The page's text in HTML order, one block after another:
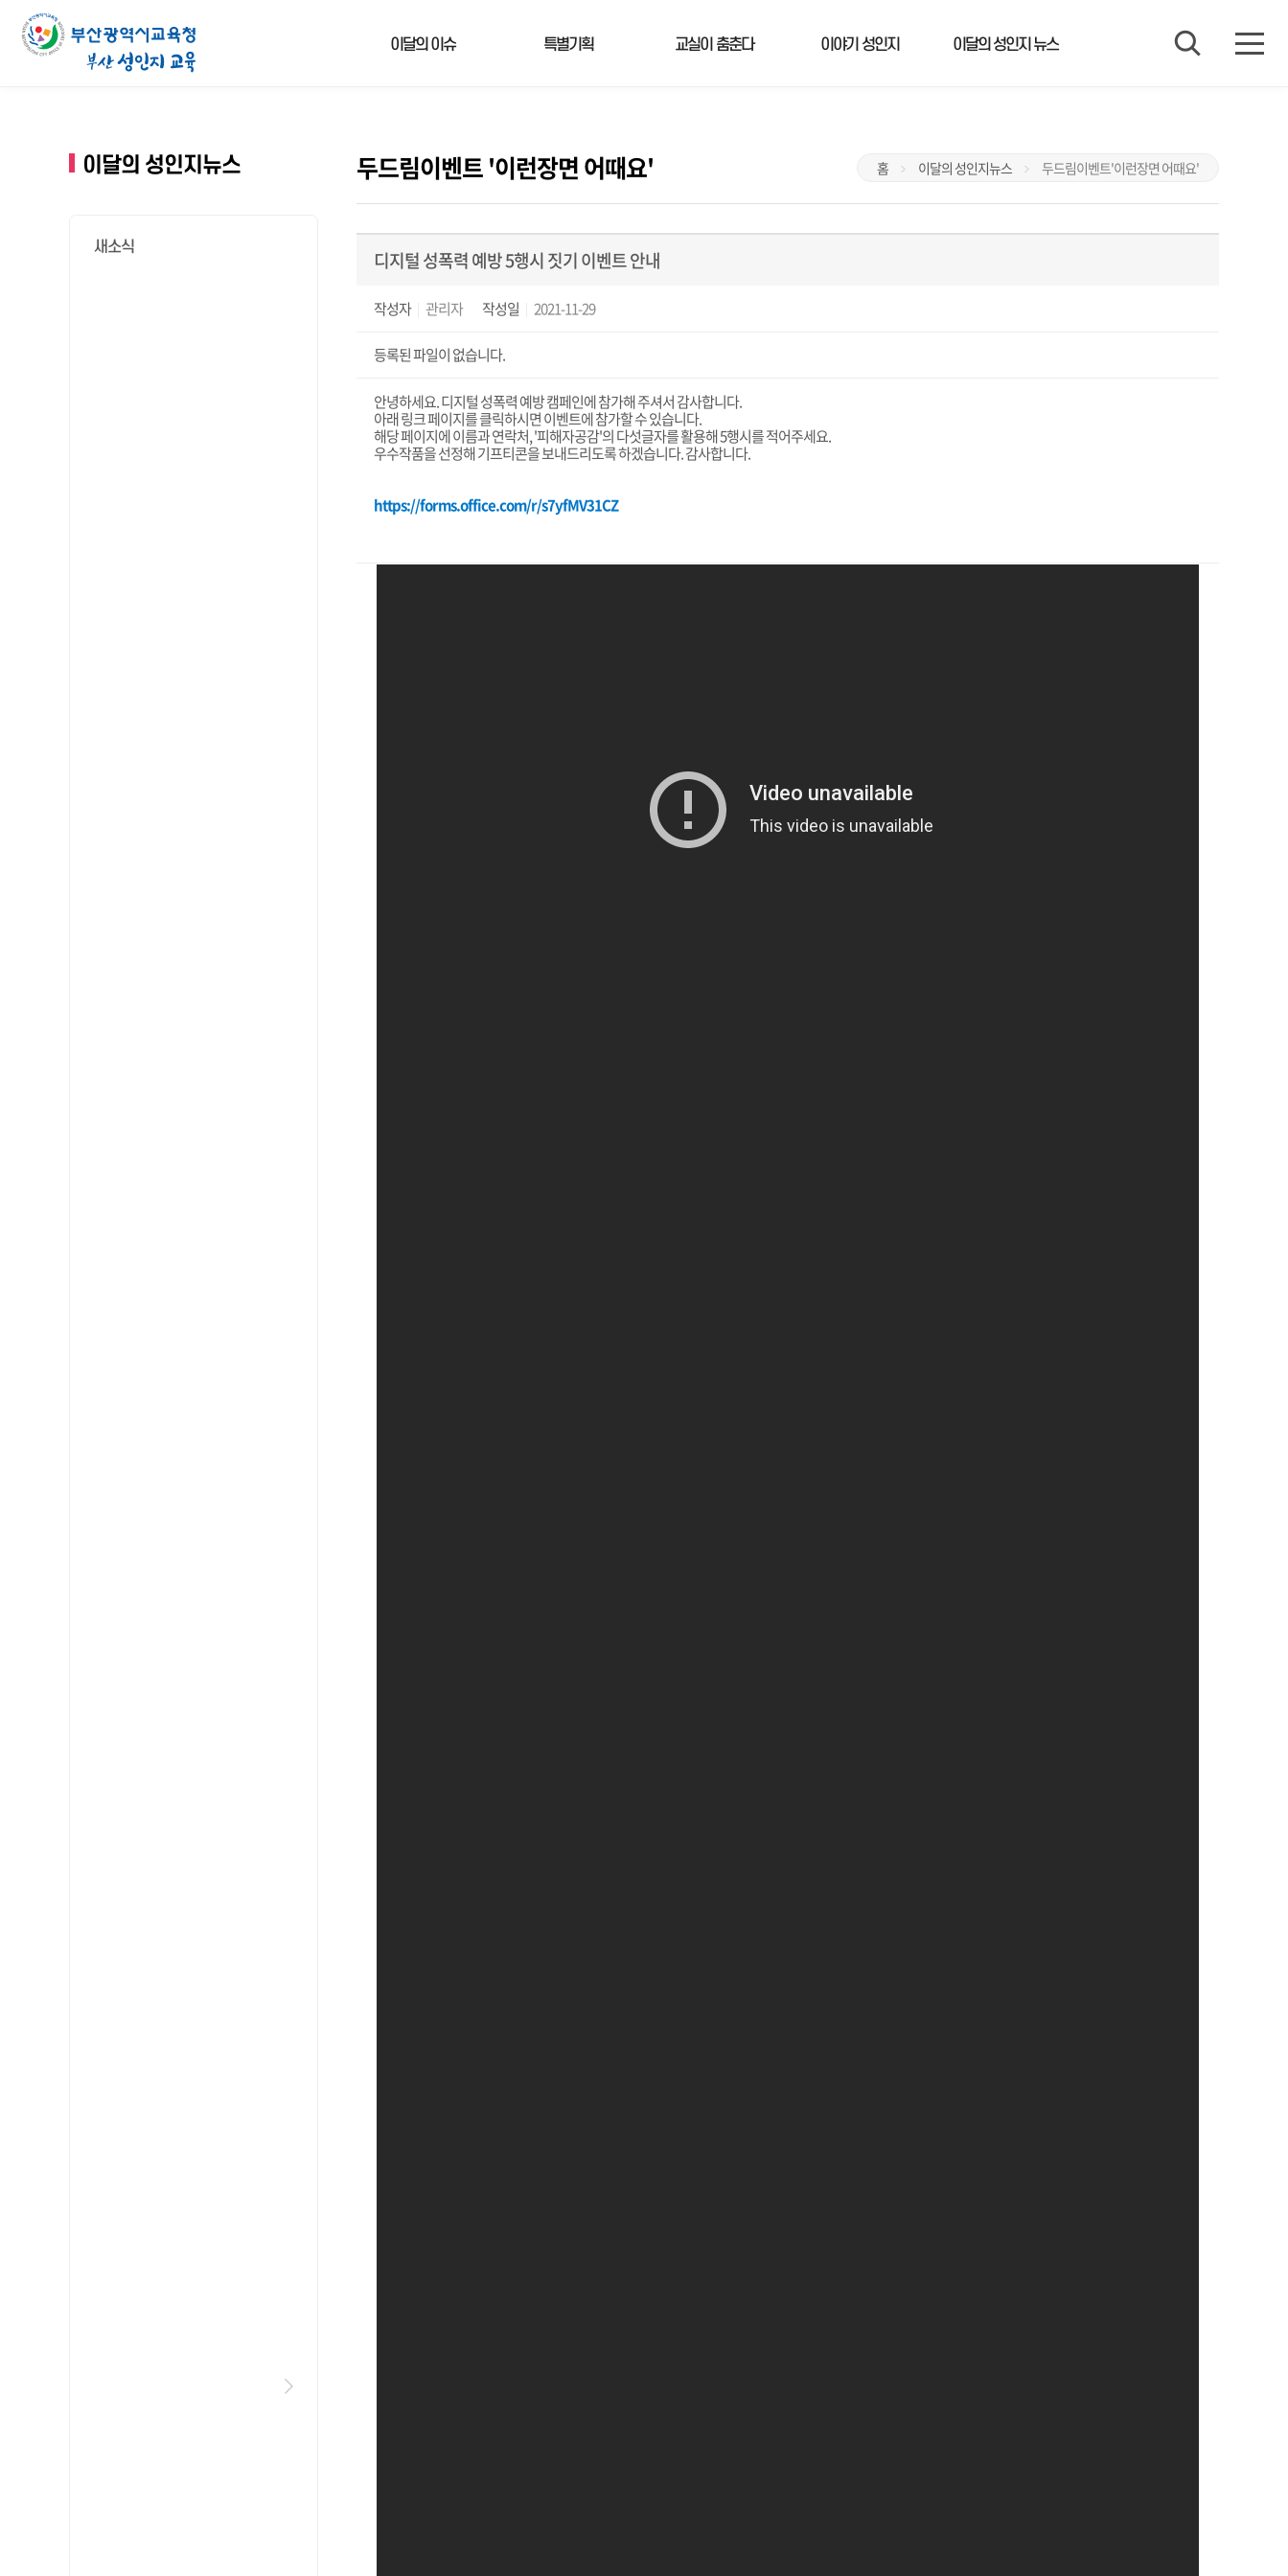
이달의 이슈 특별기획 교실이 춤춘다 이야기 성인지 이달의 성인지 뉴스
이달의 성인지뉴스
새소식
두드림이벤트 '이런장면 어때요' 홈 이달의 성인지뉴스 두드림이벤트'이런장면 어때요'
디지털 성폭력 예방 5행시 짓기 이벤트 안내
작성자 관리자 작성일 2021-11-29
등록된 파일이 없습니다.
안녕하세요. 디지털 성폭력 예방 캠페인에 참가해 주셔서 감사합니다.
아래 링크 페이지를 클릭하시면 이벤트에 참가할 수 있습니다.
해당 페이지에 이름과 연락처, '피해자공감'의 다섯글자를 활용해 5행시를 적어주세요.
우수작품을 선정해 기프티콘을 보내드리도록 하겠습니다. 감사합니다.
https://forms.office.com/r/s7yfMV31CZ